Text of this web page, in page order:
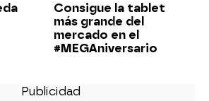
Consigue la tablet
más grande del
mercado en el
#MEGAniversario